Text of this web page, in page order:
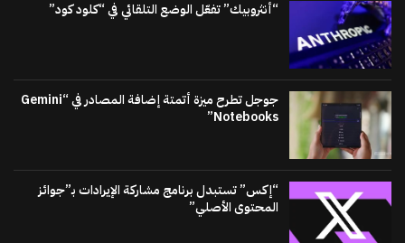
“أنثروبيك” تفعّل الوضع التلقائي في “كلود كود”
جوجل تطرح ميزة أتمتة إضافة المصادر في “Gemini
Notebooks”
“إكس” تستبدل برنامج مشاركة الإيرادات بـ”جوائز
المحتوى الأصلي”